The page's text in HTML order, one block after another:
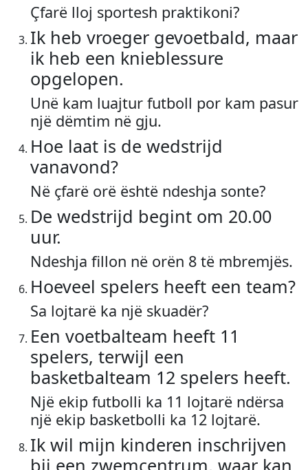
Çfarë lloj sportesh praktikoni?
Ik heb vroeger gevoetbald, maar
ik heb een knieblessure
opgelopen.
Unë kam luajtur futboll por kam pasur
një dëmtim në gju.
Hoe laat is de wedstrijd
vanavond?
Në çfarë orë është ndeshja sonte?
De wedstrijd begint om 20.00
uur.
Ndeshja fillon në orën 8 të mbremjës.
Hoeveel spelers heeft een team?
Sa lojtarë ka një skuadër?
Een voetbalteam heeft 11
spelers, terwijl een
basketbalteam 12 spelers heeft.
Një ekip futbolli ka 11 lojtarë ndërsa
një ekip basketbolli ka 12 lojtarë.
Ik wil mijn kinderen inschrijven
bij een zwemcentrum, waar kan